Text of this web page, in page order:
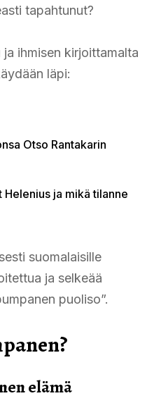
tapahtunut?
ihmisen kirjoittamalta
läpi:
Otso Rantakarin
ja mikä tilanne
suomalaisille
ja selkeää
puoliso”.
elämä